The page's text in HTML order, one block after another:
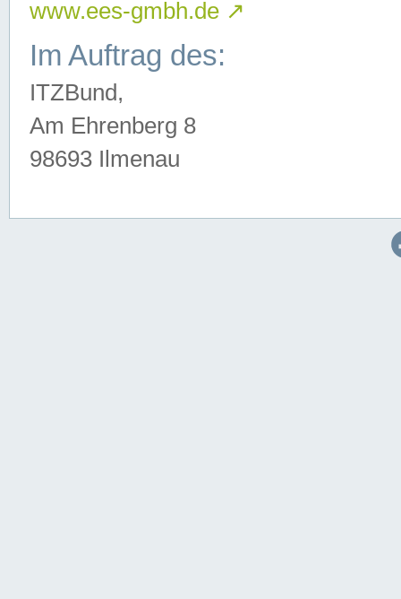
www.ees-gmbh.de ↗
Im Auftrag des:
ITZBund,
Am Ehrenberg 8
98693 Ilmenau